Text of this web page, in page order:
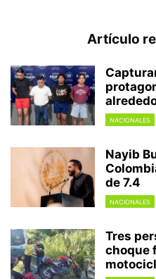
Artículo
NACIONALES
Nayib
de 7.4
NACIONALES
Tres
choque